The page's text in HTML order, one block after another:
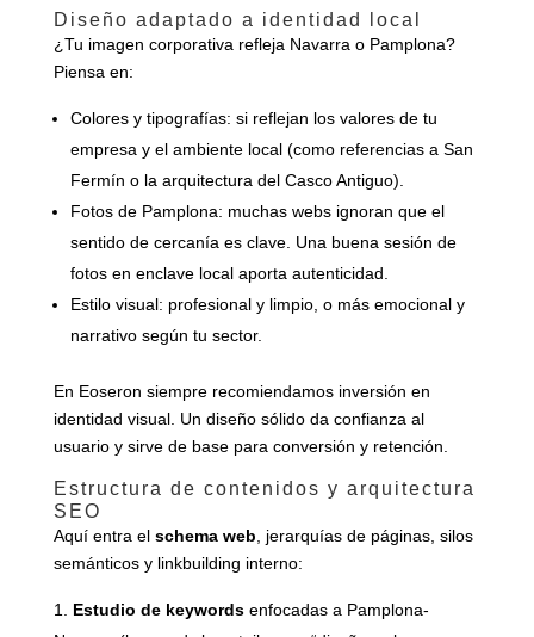
Diseño adaptado a identidad local
¿Tu imagen corporativa refleja Navarra o Pamplona?
Piensa en:
Colores y tipografías: si reflejan los valores de tu
empresa y el ambiente local (como referencias a San
Fermín o la arquitectura del Casco Antiguo).
Fotos de Pamplona: muchas webs ignoran que el
sentido de cercanía es clave. Una buena sesión de
fotos en enclave local aporta autenticidad.
Estilo visual: profesional y limpio, o más emocional y
narrativo según tu sector.
En Eoseron siempre recomiendamos inversión en
identidad visual. Un diseño sólido da confianza al
usuario y sirve de base para conversión y retención.
Estructura de contenidos y arquitectura
SEO
Aquí entra el schema web , jerarquías de páginas, silos
semánticos y linkbuilding interno:
Estudio de keywordsenfocadas a Pamplona-